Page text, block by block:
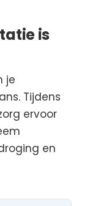
is
je
Tijdens
ervoor
en